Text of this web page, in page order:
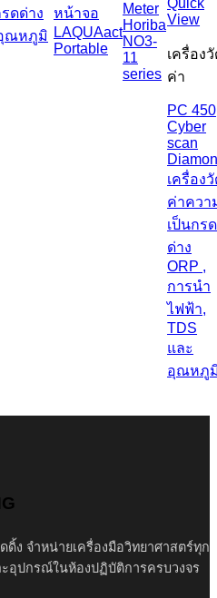
ดด่าง
ณหภูมิ
หน้าจอ
LAQUAact
Portable
Meter
Horiba
NO3-
11
series
Quick
View
เครื่อง
ค่า
PC 450
Cyber
scan
เครื่อง
ค่าควา
เป็นกรด
ด่าง
ORP ,
การนำ
ไฟฟ้า,
TDS
และ
อุณหภู
ดิ้ง จำหน่ายเครื่องมือวิทยาศาสตร์ทุก
ะอุปกรณ์ในห้องปฏิบัติการครบวงจร